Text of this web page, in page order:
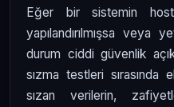
Eğer bir sistemin
yapılandırılmışsa veya
durum ciddi güvenlik
sızma testleri sırasında
sızan verilerin,